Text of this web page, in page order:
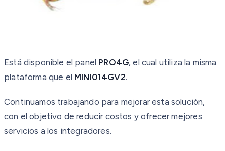
Está disponible el panel PRO4G, el cual utiliza la misma
plataforma que el MINI014GV2.
Continuamos trabajando para mejorar esta solución,
con el objetivo de reducir costos y ofrecer mejores
servicios a los integradores.